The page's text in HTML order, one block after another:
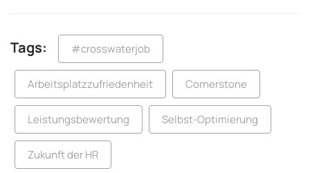
Tags: #crosswaterjob
Arbeitsplatzzufriedenheit Cornerstone
Leistungsbewertung Selbst-Optimierung
Zukunft der HR